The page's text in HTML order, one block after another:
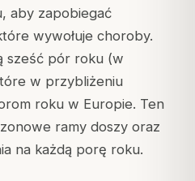
aby zapobiegać
wywołuje choroby.
sześć pór roku (w
w przybliżeniu
roku w Europie. Ten
ramy doszy oraz
na każdą porę roku.